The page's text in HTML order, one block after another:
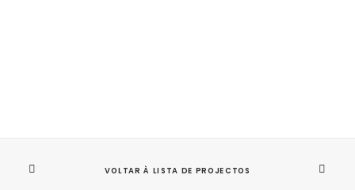
VOLTAR À LISTA DE PROJECTOS